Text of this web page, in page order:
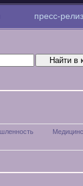
пресс-